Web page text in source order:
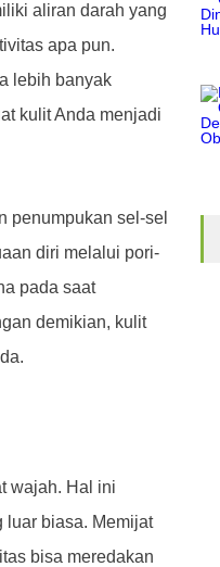
aliran darah yang
apa pun.
lebih banyak
kulit Anda menjadi
penumpukan sel-sel
diri melalui pori-
pada saat
demikian, kulit
wajah. Hal ini
luar biasa. Memijat
bisa meredakan